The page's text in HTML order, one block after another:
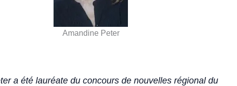
Amandine Peter
a été lauréate du concours de nouvelles régional du